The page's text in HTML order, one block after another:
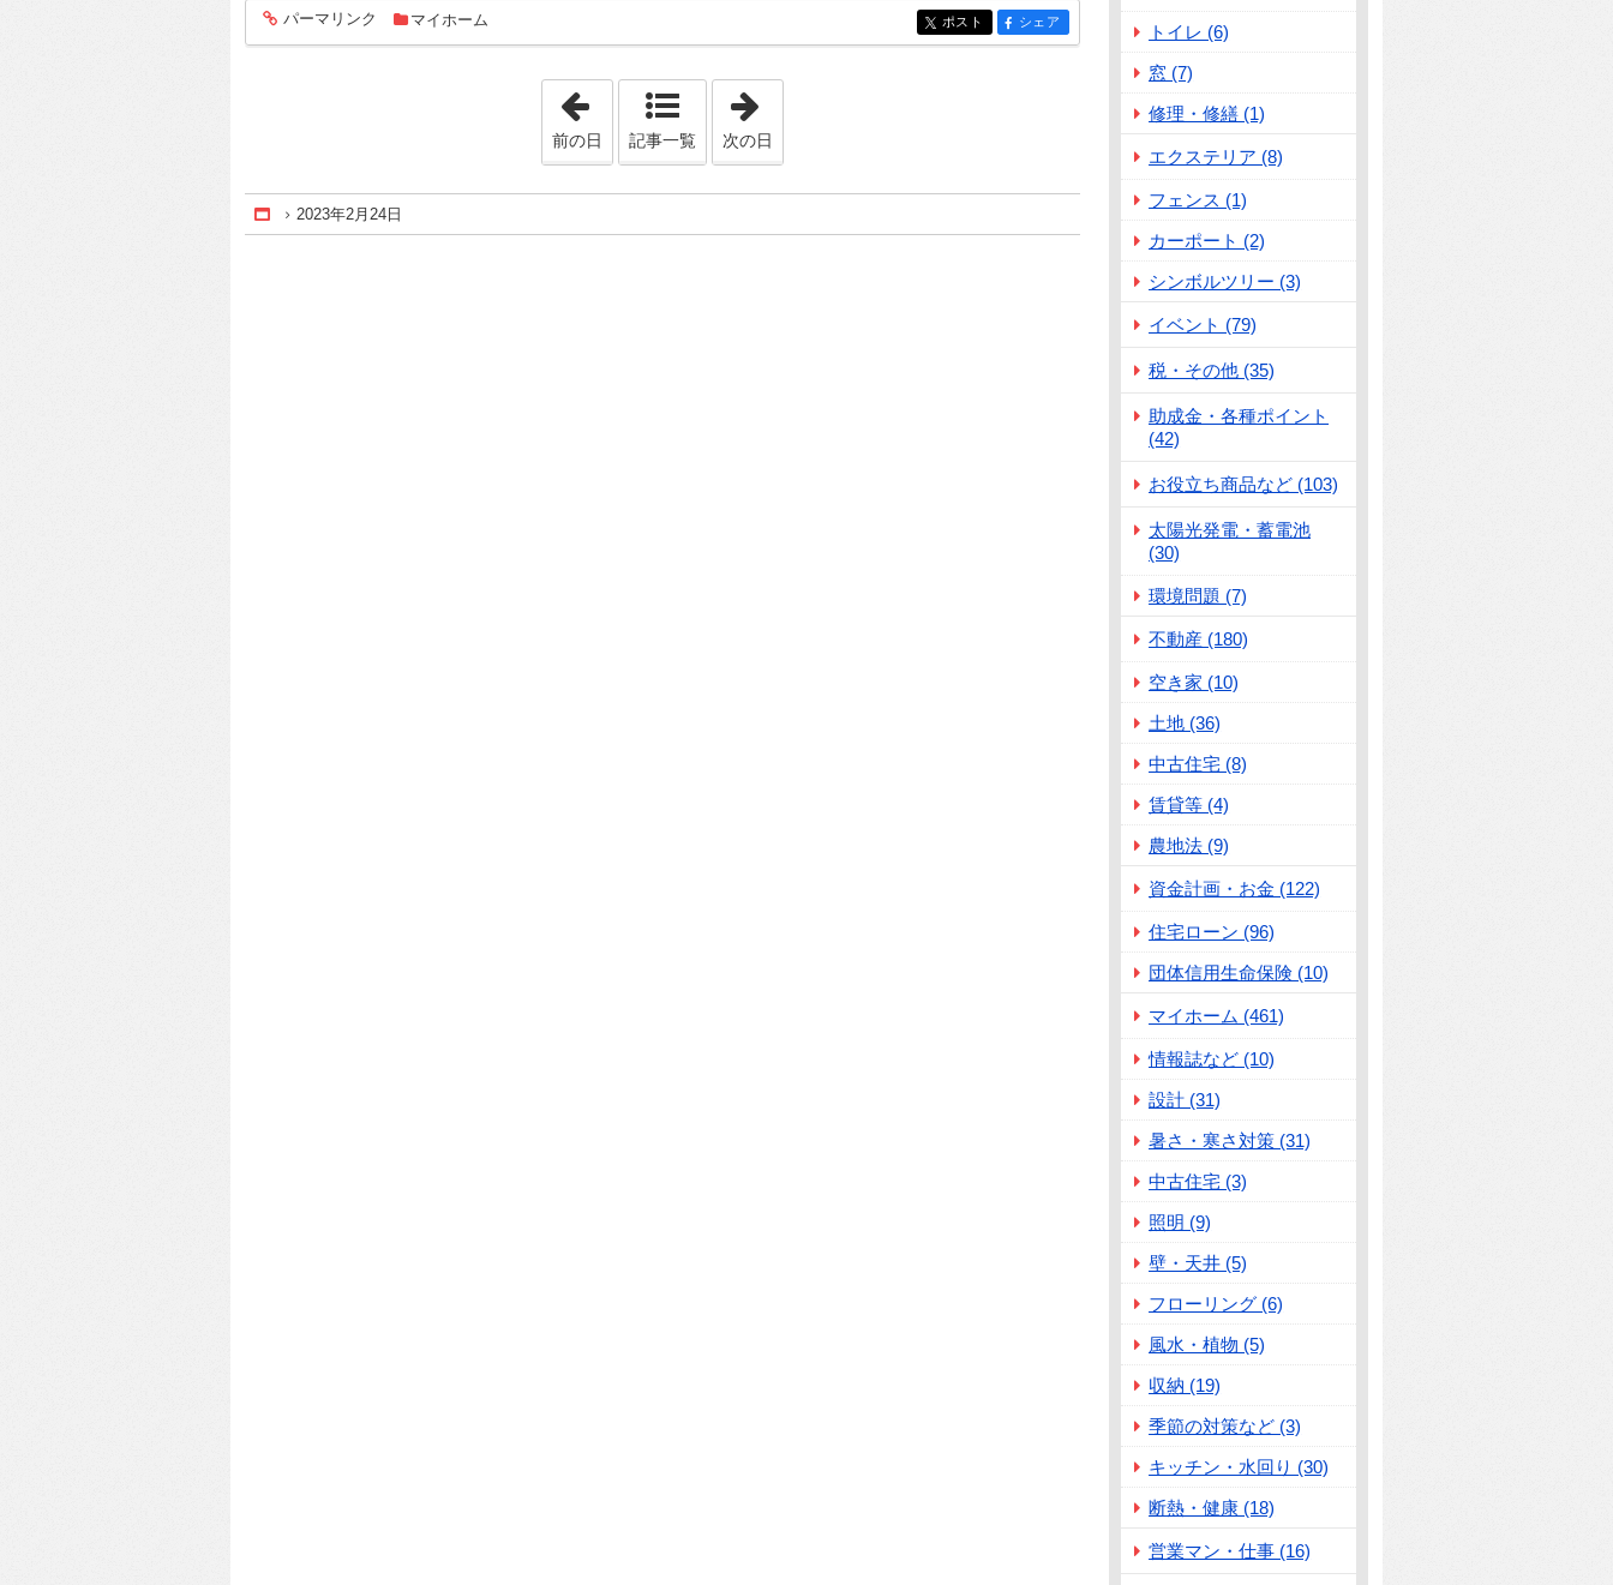
entry1442
パーマリンク マイホーム entry1442
ポスト entry1442
シェア
「2023年2月23日」
前の日 記事一覧 次の日
Home
2023年2月24日
トイレ (6)
窓 (7)
修理・修繕 (1)
エクステリア (8)
フェンス (1)
カーポート (2)
シンボルツリー (3)
イベント (79)
税・その他 (35)
助成金・各種ポイント
(42)
お役立ち商品など (103)
太陽光発電・蓄電池
(30)
環境問題 (7)
不動産 (180)
空き家 (10)
土地 (36)
中古住宅 (8)
賃貸等 (4)
農地法 (9)
資金計画・お金 (122)
住宅ローン (96)
団体信用生命保険 (10)
マイホーム (461)
情報誌など (10)
設計 (31)
暑さ・寒さ対策 (31)
中古住宅 (3)
照明 (9)
壁・天井 (5)
フローリング (6)
風水・植物 (5)
収納 (19)
季節の対策など (3)
キッチン・水回り (30)
断熱・健康 (18)
営業マン・仕事 (16)